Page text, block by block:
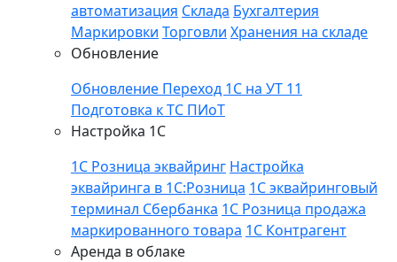
автоматизация Склада Бухгалтерия
Маркировки Торговли Хранения на складе
Обновление
Обновление Переход 1С на УТ 11
Подготовка к ТС ПИоТ
Настройка 1С
1С Розница эквайринг Настройка
эквайринга в 1С:Розница 1С эквайринговый
терминал Сбербанка 1С Розница продажа
маркированного товара 1С Контрагент
Аренда в облаке